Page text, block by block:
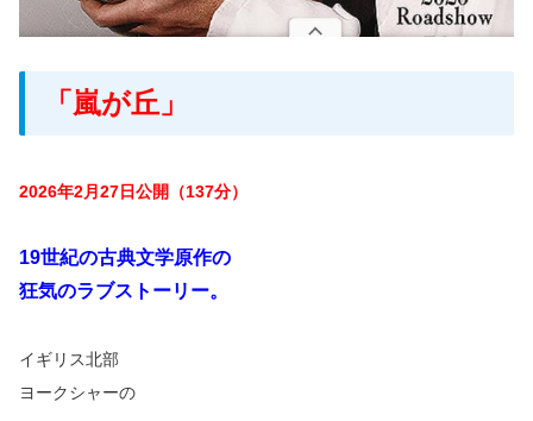
「嵐が丘」
2026年2月27日公開（137分）
19世紀の古典文学原作の
狂気のラブストーリー。
イギリス北部
ヨークシャーの